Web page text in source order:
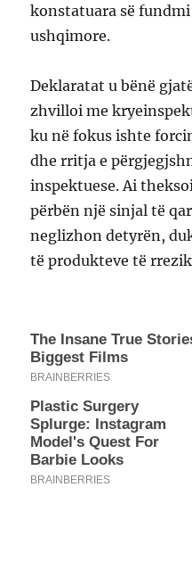
konstatuara së
ushqimore.
Deklaratat u bënë
zhvilloi me
ku në fokus ishte
dhe rritja e
inspektuese. Ai
përbën një sinjal të
neglizhon detyrën,
të produkteve të